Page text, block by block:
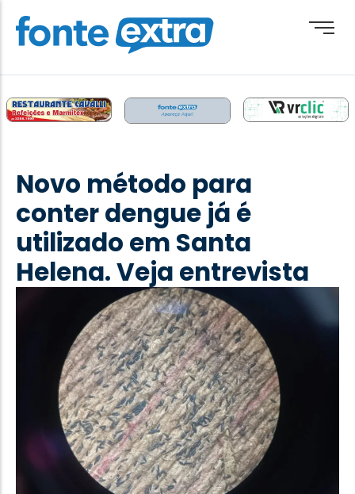
Destaque
Esporte
Geral
Obituário
Santa Helena e Região
Saúde e Bem-Estar
Novo método para
conter dengue já é
utilizado em Santa
Helena. Veja entrevista